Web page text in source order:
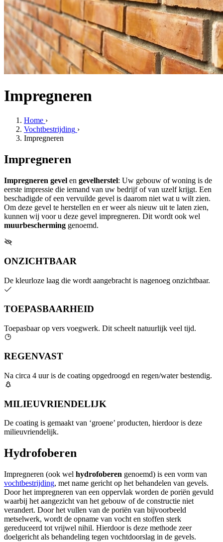
Impregneren
Home ›
Vochtbestrijding ›
Impregneren
Impregneren
Impregneren gevel en gevelherstel: Uw gebouw of woning is de
eerste impressie die iemand van uw bedrijf of van uzelf krijgt. Een
beschadigde of een vervuilde gevel is daarom niet wat u wilt zien.
Om deze gevel te herstellen en er weer als nieuw uit te laten zien,
kunnen wij voor u deze gevel impregneren. Dit wordt ook wel
muurbescherming genoemd.
ONZICHTBAAR
De kleurloze laag die wordt aangebracht is nagenoeg onzichtbaar.
TOEPASBAARHEID
Toepasbaar op vers voegwerk. Dit scheelt natuurlijk veel tijd.
REGENVAST
Na circa 4 uur is de coating opgedroogd en regen/water bestendig.
MILIEUVRIENDELIJK
De coating is gemaakt van ‘groene’ producten, hierdoor is deze
milieuvriendelijk.
Hydrofoberen
Impregneren (ook wel hydrofoberen genoemd) is een vorm van
vochtbestrijding, met name gericht op het behandelen van gevels.
Door het impregneren van een oppervlak worden de poriën gevuld
waarbij het aangezicht van het gebouw of de constructie niet
verandert. Door het vullen van de poriën van bijvoorbeeld
metselwerk, wordt de opname van vocht en stoffen sterk
gereduceerd tot vrijwel nihil. Hierdoor is deze methode zeer
doelgericht als behandeling tegen vochtdoorslag in de gevels.